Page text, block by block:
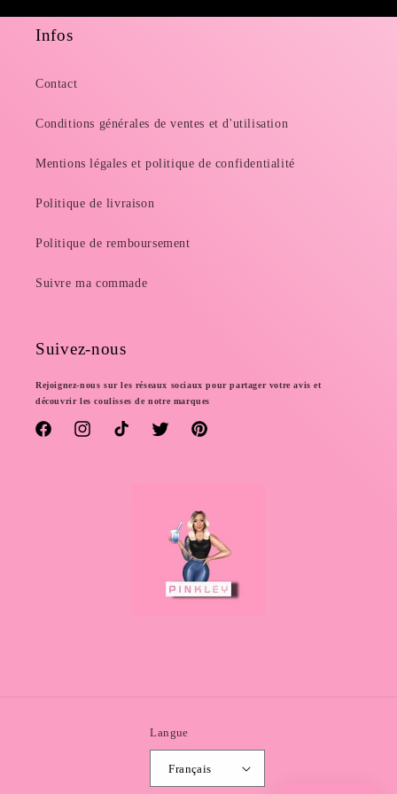
Infos
Contact
Conditions générales de ventes et d'utilisation
Mentions légales et politique de confidentialité
Politique de livraison
Politique de remboursement
Suivre ma commade
Suivez-nous
Rejoignez-nous sur les réseaux sociaux pour partager votre avis et
découvrir les coulisses de notre marques
FacebookInstagramTikTok Twitter Pinterest
Langue
Français